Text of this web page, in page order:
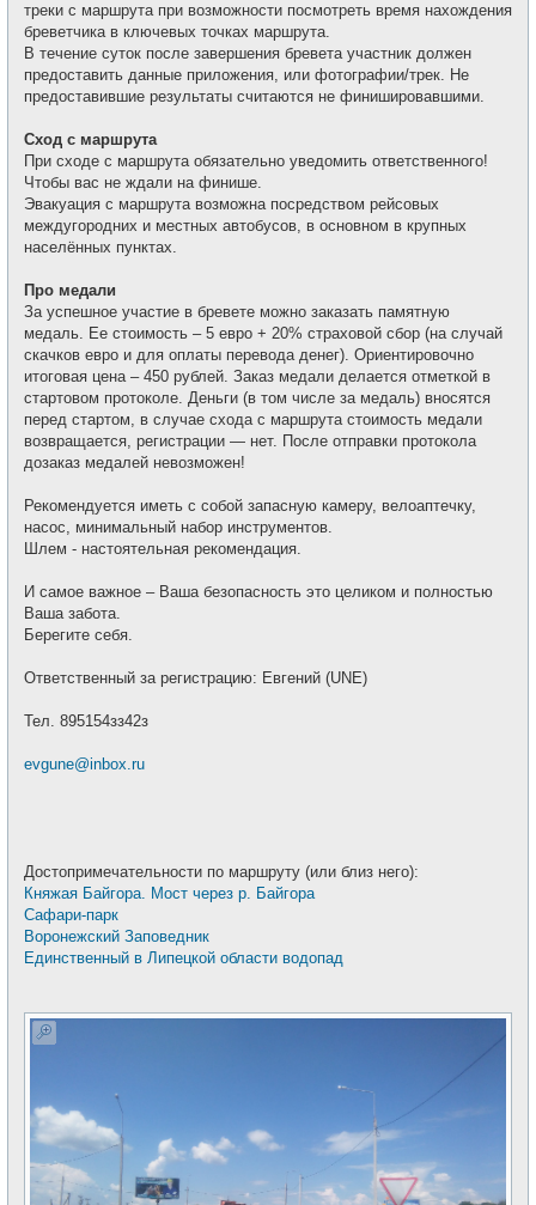
треки с маршрута при возможности посмотреть время нахождения
бреветчика в ключевых точках маршрута.
В течение суток после завершения бревета участник должен
предоставить данные приложения, или фотографии/трек. Не
предоставившие результаты считаются не финишировавшими.
Сход с маршрута
При сходе с маршрута обязательно уведомить ответственного!
Чтобы вас не ждали на финише.
Эвакуация с маршрута возможна посредством рейсовых
междугородних и местных автобусов, в основном в крупных
населённых пунктах.
Про медали
За успешное участие в бревете можно заказать памятную
медаль. Ее стоимость – 5 евро + 20% страховой сбор (на случай
скачков евро и для оплаты перевода денег). Ориентировочно
итоговая цена – 450 рублей. Заказ медали делается отметкой в
стартовом протоколе. Деньги (в том числе за медаль) вносятся
перед стартом, в случае схода с маршрута стоимость медали
возвращается, регистрации — нет. После отправки протокола
дозаказ медалей невозможен!
Рекомендуется иметь с собой запасную камеру, велоаптечку,
насос, минимальный набор инструментов.
Шлем - настоятельная рекомендация.
И самое важное – Ваша безопасность это целиком и полностью
Ваша забота.
Берегите себя.
Ответственный за регистрацию: Евгений (UNE)
Тел. 895154зз42з
evgune@inbox.ru
Достопримечательности по маршруту (или близ него):
Княжая Байгора. Мост через р. Байгора
Сафари-парк
Воронежский Заповедник
Единственный в Липецкой области водопад